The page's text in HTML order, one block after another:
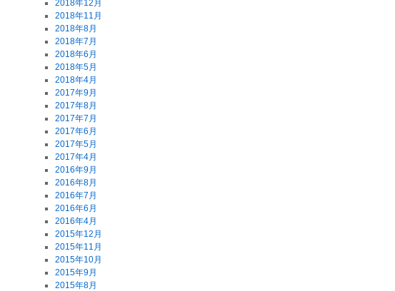
2018年12月
2018年11月
2018年8月
2018年7月
2018年6月
2018年5月
2018年4月
2017年9月
2017年8月
2017年7月
2017年6月
2017年5月
2017年4月
2016年9月
2016年8月
2016年7月
2016年6月
2016年4月
2015年12月
2015年11月
2015年10月
2015年9月
2015年8月